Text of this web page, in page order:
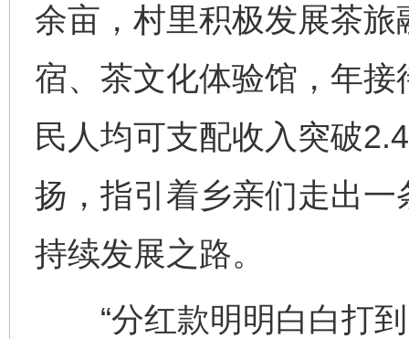
余亩，村里积极发展茶
宿、茶文化体验馆，年
民人均可支配收入突破
扬，指引着乡亲们走出
持续发展之路。
“分红款明明白白打到